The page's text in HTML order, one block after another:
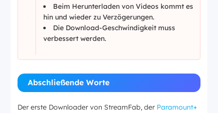
Beim Herunterladen von Videos kommt es
hin und wieder zu Verzögerungen.
Die Download-Geschwindigkeit muss
verbessert werden.
Abschließende Worte
Der erste Downloader von StreamFab, der Paramount+